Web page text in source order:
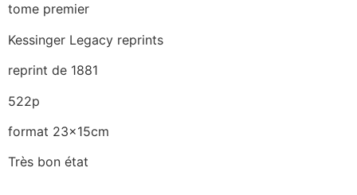
tome premier
Kessinger Legacy reprints
reprint de 1881
522p
format 23x15cm
Très bon état